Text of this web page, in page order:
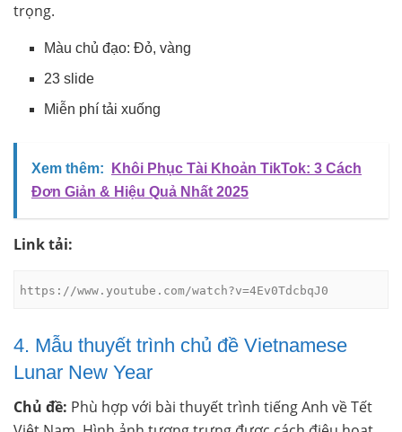
trọng.
Màu chủ đạo: Đỏ, vàng
23 slide
Miễn phí tải xuống
Xem thêm:
Khôi Phục Tài Khoản TikTok: 3 Cách
Đơn Giản & Hiệu Quả Nhất 2025
Link tải:
https://www.youtube.com/watch?v=4Ev0TdcbqJ0
4. Mẫu thuyết trình chủ đề Vietnamese
Lunar New Year
Chủ đề: Phù hợp với bài thuyết trình tiếng Anh về Tết